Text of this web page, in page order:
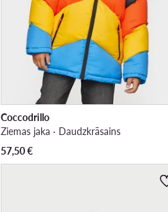
Coccodrillo
Ziemas jaka · Daudzkrāsains
57,50€